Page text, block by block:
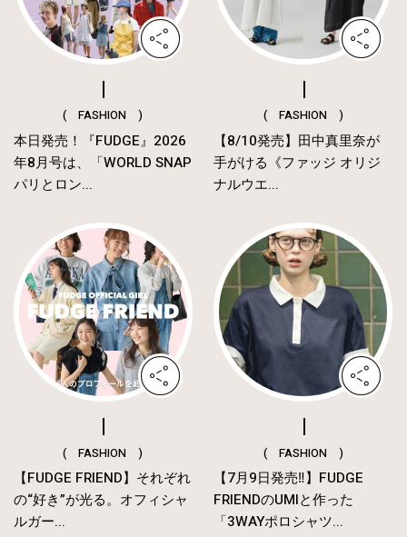
( FASHION )
本日発売！『FUDGE』2026
年8月号は、「WORLD SNAP
パリとロン...
( FASHION )
【8/10発売】田中真里奈が
手がける《ファッジ オリジ
ナルウエ...
( FASHION )
【FUDGE FRIEND】それぞれ
の“好き”が光る。オフィシャ
ルガー...
( FASHION )
【7月9日発売‼︎】FUDGE
FRIENDのUMIと作った
「3WAYポロシャツ...